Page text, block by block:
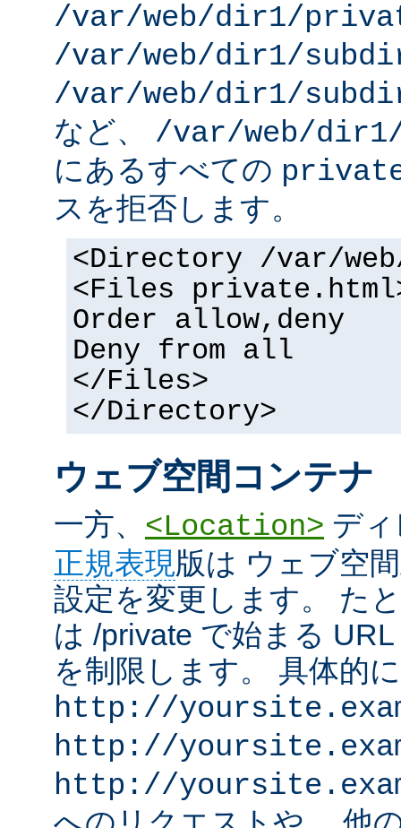
/var/web/dir1/
/var/web/dir1/
/var/web/dir1/
など、 /var/web/
にあるすべての
スを拒否します。
<Directory /var/
<Files
Order allow,deny
Deny from all
</Files>
</Directory>
ウェブ空間コンテナ
一方、 <Location> デ
正規表現版は ウェブ空
設定を変更します。 た
は /private で始まる
を制限します。 具体的
http://
http://
http://